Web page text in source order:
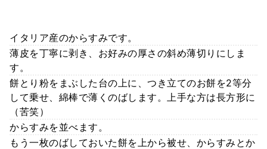
イタリア産のからすみです。
薄皮を丁寧に剥き、お好みの厚さの斜め薄切りにしま
す。
餅とり粉をまぶした台の上に、つき立てのお餅を2等分
して乗せ、綿棒で薄くのばします。上手な方は長方形に
（苦笑）
からすみを並べます。
もう一枚のばしておいた餅を上から被せ、からすみとか